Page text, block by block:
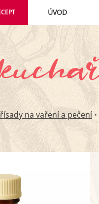
ÚVOD
na vaření a pečení•